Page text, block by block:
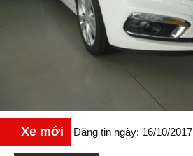
Xe mới Đăng tin ngày: 16/10/2017